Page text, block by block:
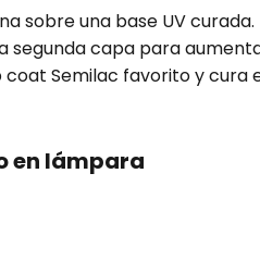
sobre una base UV
segunda capa para
coat Semilac favorito y cura
en lámpara